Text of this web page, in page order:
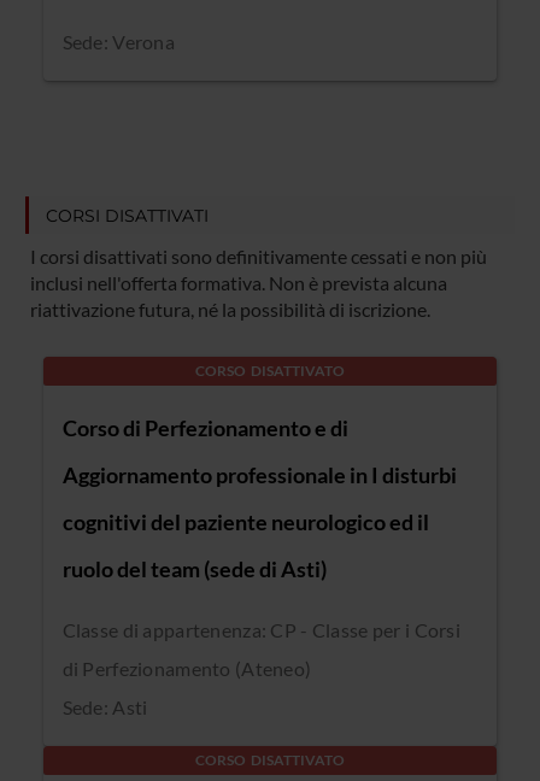
Sede: Verona
CORSI DISATTIVATI
I corsi disattivati sono definitivamente cessati e non più
inclusi nell'offerta formativa. Non è prevista alcuna
riattivazione futura, né la possibilità di iscrizione.
CORSO DISATTIVATO
Corso di Perfezionamento e di
Aggiornamento professionale in I disturbi
cognitivi del paziente neurologico ed il
ruolo del team (sede di Asti)
Classe di appartenenza: CP - Classe per i Corsi
di Perfezionamento (Ateneo)
Sede: Asti
CORSO DISATTIVATO